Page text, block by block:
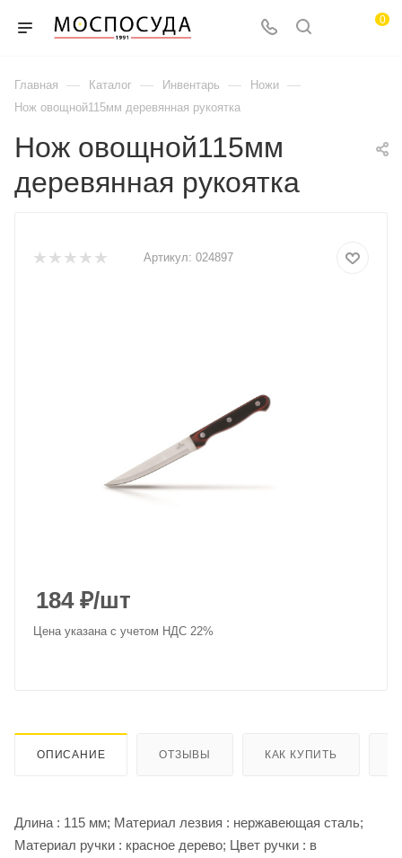
0
Главная — Каталог — Инвентарь — Ножи —
Нож овощной115мм деревянная рукоятка
Нож овощной115мм
деревянная рукоятка
Артикул: 024897
184₽/шт
Цена указана с учетом НДС 22%
ОПИСАНИЕ ОТЗЫВЫ КАК КУПИТЬ
Длина : 115 мм; Материал лезвия : нержавеющая сталь;
Материал ручки : красное дерево; Цвет ручки : в